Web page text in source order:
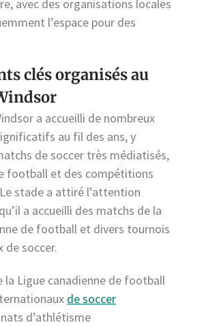
avec des organisations locales
l’espace pour des
clés organisés au
a accueilli de nombreux
au fil des ans, y
de soccer très médiatisés,
football et des compétitions
stade a attiré l’attention
a accueilli des matchs de la
de football et divers tournois
de soccer.
la Ligue canadienne de football
de soccer
d’athlétisme